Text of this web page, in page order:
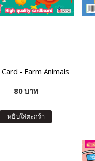
Card - Farm Animals
80 บาท
หยิบใส่ตะกร้า